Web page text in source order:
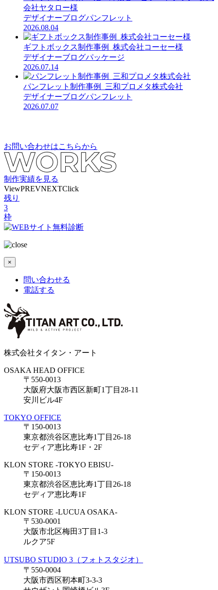
会社ヤタロー様
デザイナーブログパンフレット
2026.08.04
ギフトボックス制作事例_株式会社コーセー様
デザイナーブログパッケージ
2026.07.14
パンフレット制作事例_三和プロメタ株式会社
デザイナーブログパンフレット
2026.07.07
お問い合わせはこちらから
制作実績を見る
ViewPREVNEXTClick
残り
3
枠
×
問い合わせる
電話する
株式会社タイタン・アート
OSAKA HEAD OFFICE
〒550-0013
大阪府大阪市西区新町1丁目28-11
安川ビル4F
TOKYO OFFICE
〒150-0013
東京都渋谷区恵比寿1丁目26-18
セディア恵比寿1F・2F
KLON STORE -TOKYO EBISU-
〒150-0013
東京都渋谷区恵比寿1丁目26-18
セディア恵比寿1F
KLON STORE -LUCUA OSAKA-
〒530-0001
大阪市北区梅田3丁目1-3
ルクア5F
UTSUBO STUDIO 3（フォトスタジオ）
〒550-0004
大阪市西区靭本町3-3-3